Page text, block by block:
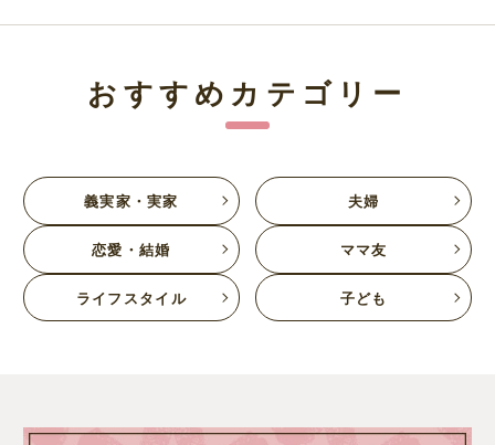
おすすめカテゴリー
義実家・実家 夫婦
恋愛・結婚 ママ友
ライフスタイル 子ども